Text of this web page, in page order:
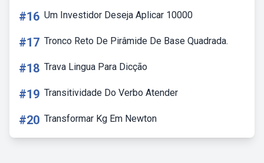
#16 Um Investidor Deseja Aplicar 10000
#17 Tronco Reto De Pirâmide De Base Quadrada.
#18 Trava Lingua Para Dicção
#19 Transitividade Do Verbo Atender
#20 Transformar Kg Em Newton